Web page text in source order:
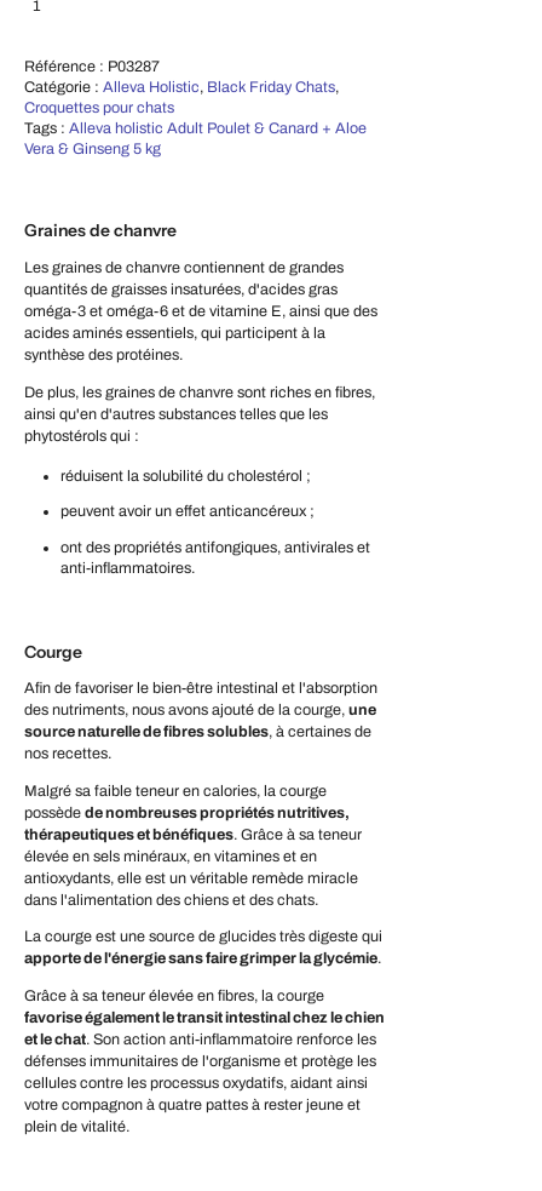
Croquettes pour chats Holistic Adultes (Poulet & Canard + Aloe Vera &
Référence : P03287
Catégorie : Alleva Holistic, Black Friday Chats,
Croquettes pour chats
Tags : Alleva holistic Adult Poulet & Canard + Aloe
Vera & Ginseng 5 kg
Graines de chanvre
Les graines de chanvre contiennent de grandes
quantités de graisses insaturées, d'acides gras
oméga-3 et oméga-6 et de vitamine E, ainsi que des
acides aminés essentiels, qui participent à la
synthèse des protéines.
De plus, les graines de chanvre sont riches en fibres,
ainsi qu'en d'autres substances telles que les
phytostérols qui :
réduisent la solubilité du cholestérol ;
peuvent avoir un effet anticancéreux ;
ont des propriétés antifongiques, antivirales et
anti-inflammatoires.
Courge
Afin de favoriser le bien-être intestinal et l'absorption
des nutriments, nous avons ajouté de la courge, une
source naturelle de fibres solubles, à certaines de
nos recettes.
Malgré sa faible teneur en calories, la courge
possède de nombreuses propriétés nutritives,
thérapeutiques et bénéfiques. Grâce à sa teneur
élevée en sels minéraux, en vitamines et en
antioxydants, elle est un véritable remède miracle
dans l'alimentation des chiens et des chats.
La courge est une source de glucides très digeste qui
apporte de l'énergie sans faire grimper la glycémie.
Grâce à sa teneur élevée en fibres, la courge
favorise également le transit intestinal chez le chien
et le chat. Son action anti-inflammatoire renforce les
défenses immunitaires de l'organisme et protège les
cellules contre les processus oxydatifs, aidant ainsi
votre compagnon à quatre pattes à rester jeune et
plein de vitalité.